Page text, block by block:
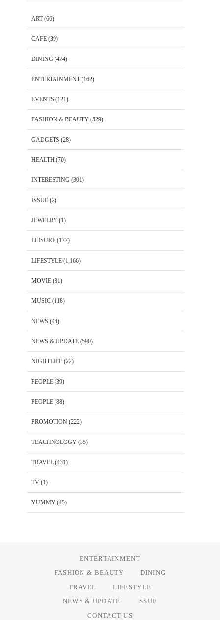
ART(66)
CAFE (39)
DINING (474)
ENTERTAINMENT(162)
EVENTS (121)
FASHION & BEAUTY (529)
GADGETS (28)
HEALTH (70)
INTERESTING (301)
ISSUE (2)
JEWELRY (1)
LEISURE (177)
LIFESTYLE (1,166)
MOVIE (81)
MUSIC (118)
NEWS (44)
NEWS & UPDATE (590)
NIGHTLIFE (22)
PEOPLE (39)
PEOPLE (88)
PROMOTION (222)
TEACHNOLOGY (35)
TRAVEL (431)
TV (1)
YUMMY (45)
ENTERTAINMENT
FASHION & BEAUTY
DINING
TRAVEL
LIFESTYLE
NEWS & UPDATE
ISSUE
CONTACT US